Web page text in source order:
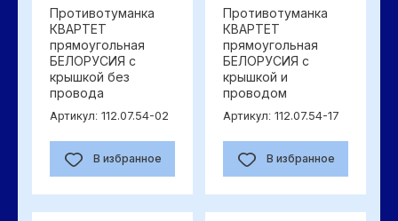
Противотуманка
КВАРТЕТ
прямоугольная
БЕЛОРУСИЯ с
крышкой без
провода
Артикул: 112.07.54-02
В избранное
Противотуманка
КВАРТЕТ
прямоугольная
БЕЛОРУСИЯ с
крышкой и
проводом
Артикул: 112.07.54-17
В избранное